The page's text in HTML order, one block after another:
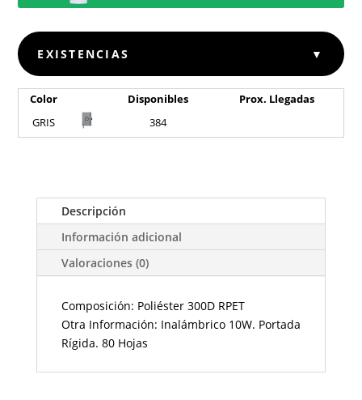
EXISTENCIAS ▼
Color Disponibles
Prox. Llegadas
GRIS
384
Descripción
Información adicional
Valoraciones (0)
Composición: Poliéster 300D RPET
Otra Información: Inalámbrico 10W. Portada
Rígida. 80 Hojas